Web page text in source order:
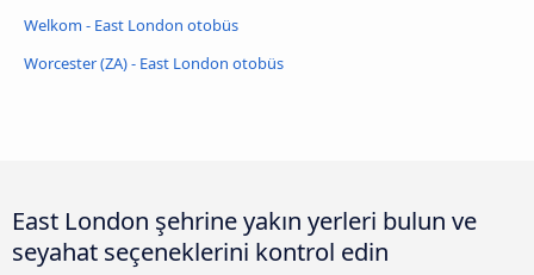
Welkom - East London otobüs
Worcester (ZA) - East London otobüs
East London şehrine yakın yerleri bulun ve
seyahat seçeneklerini kontrol edin